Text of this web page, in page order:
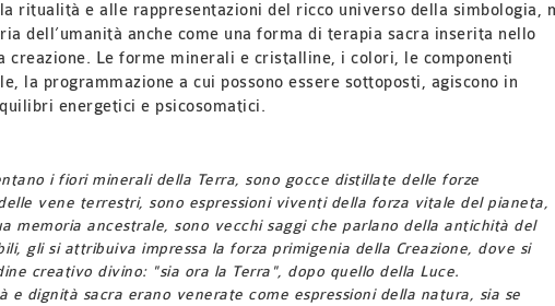
ritualità e alle rappresentazioni del ricco universo della simbologia,
dell’umanità anche come una forma di terapia sacra inserita nello
creazione. Le forme minerali e cristalline, i colori, le componenti
la programmazione a cui possono essere sottoposti, agiscono in
energetici e psicosomatici.
i fiori minerali della Terra, sono gocce distillate delle forze
vene terrestri, sono espressioni viventi della forza vitale del pianeta,
memoria ancestrale, sono vecchi saggi che parlano della antichità del
gli si attribuiva impressa la forza primigenia della Creazione, dove si
creativo divino: "sia ora la Terra", dopo quello della Luce.
e dignità sacra erano venerate come espressioni della natura, sia se